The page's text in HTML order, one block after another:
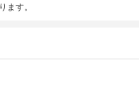
ます。